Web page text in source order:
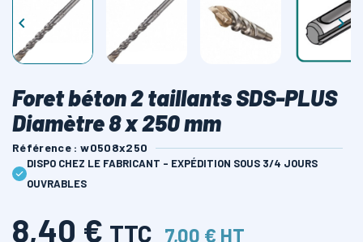
 
Foret béton 2 taillants SDS-PLUS
Diamètre 8 x 250 mm
Référence : w0508x250
DISPO CHEZ LE FABRICANT - EXPÉDITION SOUS 3/4 JOURS
OUVRABLES
8,40 € TTC 7,00 € HT